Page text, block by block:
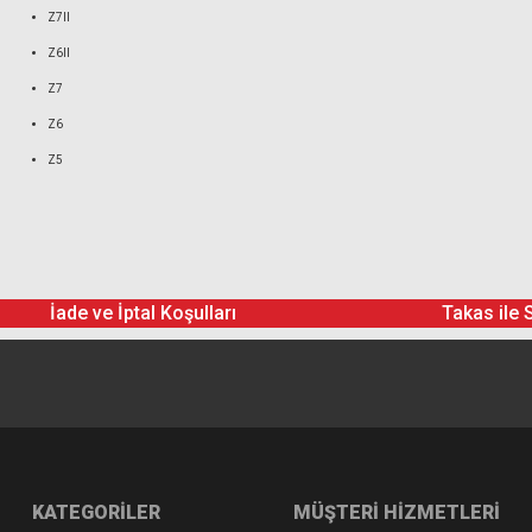
Z7II
Z6II
Z7
Z6
Z5
İade ve İptal Koşulları Takas ile
KATEGORİLER MÜŞTERİ HİZMETLERİ